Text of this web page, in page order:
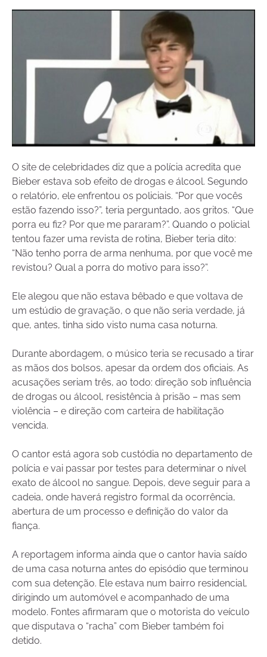
O site de celebridades diz que a polícia acredita que
Bieber estava sob efeito de drogas e álcool. Segundo
o relatório, ele enfrentou os policiais. “Por que vocês
estão fazendo isso?”, teria perguntado, aos gritos. “Que
porra eu fiz? Por que me pararam?”. Quando o policial
tentou fazer uma revista de rotina, Bieber teria dito:
“Não tenho porra de arma nenhuma, por que você me
revistou? Qual a porra do motivo para isso?”.
Ele alegou que não estava bêbado e que voltava de
um estúdio de gravação, o que não seria verdade, já
que, antes, tinha sido visto numa casa noturna.
Durante abordagem, o músico teria se recusado a tirar
as mãos dos bolsos, apesar da ordem dos oficiais. As
acusações seriam três, ao todo: direção sob influência
de drogas ou álcool, resistência à prisão – mas sem
violência – e direção com carteira de habilitação
vencida.
O cantor está agora sob custódia no departamento de
polícia e vai passar por testes para determinar o nível
exato de álcool no sangue. Depois, deve seguir para a
cadeia, onde haverá registro formal da ocorrência,
abertura de um processo e definição do valor da
fiança.
A reportagem informa ainda que o cantor havia saído
de uma casa noturna antes do episódio que terminou
com sua detenção. Ele estava num bairro residencial,
dirigindo um automóvel e acompanhado de uma
modelo. Fontes afirmaram que o motorista do veículo
que disputava o “racha” com Bieber também foi
detido.